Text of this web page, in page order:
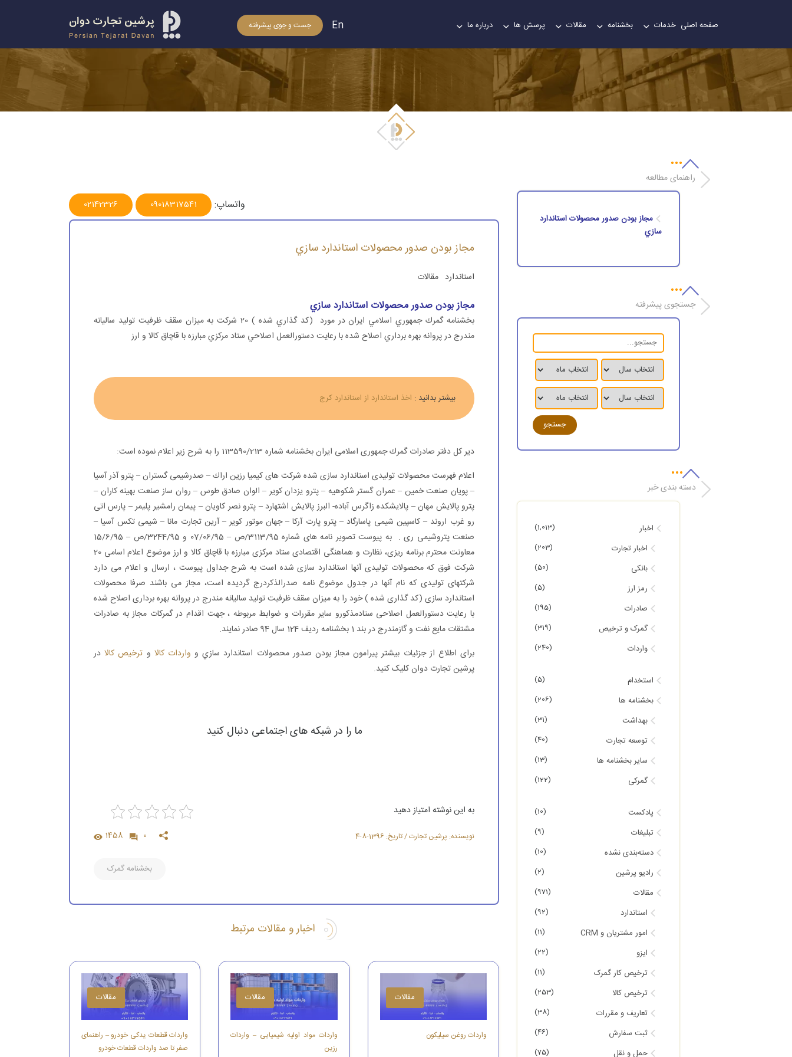
صفحه اصلی خدمات بخشنامه مقالات پرسش ها درباره ما جست و جوی پیشرفته En
مجاز بودن صدور محصولات استاندارد سازي
واتساپ: 09018317541
02142326
مجاز بودن صدور محصولات استاندارد سازي
استاندارد مقالات
مجاز بودن صدور محصولات استاندارد سازي
بخشنامه گمرك جمهوري اسلامي ايران در مورد (كد گذاري شده ) 20 شركت به ميزان سقف ظرفيت توليد ساليانه
مندرج در پروانه بهره برداري اصلاح شده با رعايت دستورالعمل اصلاحي ستاد مركزي مبارزه با قاچاق كالا و ارز
بیشتر بدانید : اخذ استاندارد از استاندارد کرج
دیر كل دفتر صادرات گمرك جمهوری اسلامی ایران بخشنامه شماره 113590/213 را به شرح زیر اعلام نموده است:
اعلام فهرست محصولات تولیدی استاندارد سازی شده شركت های كیمیا رزین اراك – صدرشیمی گستران – پترو آذر آسیا
– پویان صنعت خمین – عمران گستر شكوهیه – پترو یزدان كویر – الوان صادق طوس – روان ساز صنعت بهینه كاران –
پترو پالایش مهان – پالایشكده زاگرس آباده- البرز پالایش اشتهارد – پترو نصر كاویان – پیمان رامشیر پلیمر – پارس اتی
رو غرب اروند – كاسپین شیمی پاسارگاد – پترو پارت آركا – جهان موتور كویر – آرین تجارت مانا – شیمی تكس آسیا –
صنعت پتروشیمی ری . به پیوست تصویر نامه های شماره 3113/95/ص – 07/06/95 و 3244/95/ص – 15/6/95
معاونت محترم برنامه ریزی، نظارت و هماهنگی اقتصادی ستاد مركزی مبارزه با قاچاق كالا و ارز موضوع اعلام اسامی 20
شركت فوق كه محصولات تولیدی آنها استاندارد سازی شده است به شرح جداول پیوست ، ارسال و اعلام می دارد
شركتهای تولیدی كه نام آنها در جدول موضوع نامه صدرالذكردرج گردیده است، مجاز می باشند صرفا محصولات
استاندارد سازی (كد گذاری شده ) خود را به میزان سقف ظرفیت تولید سالیانه مندرج در پروانه بهره برداری اصلاح شده
با رعایت دستورالعمل اصلاحی ستادمذكورو سایر مقررات و ضوابط مربوطه ، جهت اقدام در گمركات مجاز به صادرات
مشتقات مایع نفت و گازمندرج در بند 1 بخشنامه ردیف 124 سال 94 صادر نمایند.
برای اطلاع از جزئیات بیشتر پیرامون مجاز بودن صدور محصولات استاندارد سازي و واردات کالا و ترخیص کالادر
پرشین تجارت دوان کلیک کنید.
ما را در شبکه های اجتماعی دنبال کنید
به این نوشته امتیاز دهید
نویسنده: پرشین تجارت / تاریخ: 1396-8-4 0
1458
بخشنامه گمرک
اخبار و مقالات مرتبط
مقالات
واردات روغن سیلیکون
مقالات
واردات مواد اولیه شیمیایی – واردات
رزین
مقالات
واردات قطعات یدکی خودرو – راهنمای
صفر تا صد واردات قطعات خودرو
راهنمای مطالعه
مجاز بودن صدور محصولات استاندارد
سازي
جستجوی پیشرفته
دسته بندی خبر
اخبار (1,013)
اخبار تجارت (203)
بانکی (50)
رمز ارز (5)
صادرات (195)
گمرک و ترخیص (319)
واردات (240)
استخدام (5)
بخشنامه ها (206)
بهداشت (31)
توسعه تجارت (40)
سایر بخشنامه ها (13)
گمرکی (122)
پادکست (10)
تبلیغات (9)
دسته‌بندی نشده (10)
رادیو پرشین (2)
مقالات (971)
استاندارد (92)
امور مشتریان و CRM (11)
ایزو (22)
ترخیص کار گمرک (11)
ترخیص کالا (253)
تعاریف و مقررات (38)
ثبت سفارش (46)
حمل و نقل (75)